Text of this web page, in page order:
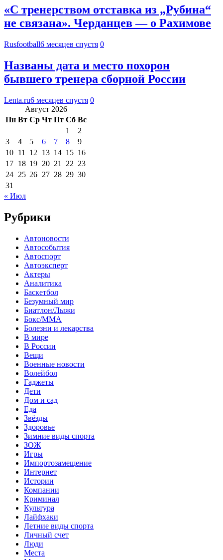
«С тренерством отставка из „Рубина“
не связана». Черданцев — о Рахимове
Rusfootball6 месяцев спустя 0
Названы дата и место похорон
бывшего тренера сборной России
Lenta.ru6 месяцев спустя 0
Август 2026
Пн Вт Ср Чт Пт Сб Вс
1
2
3
4 5 6 7 8
9
10 11 12 13 14 15 16
17 18 19 20 21 22 23
24 25 26 27 28 29 30
31
« Июл
Рубрики
Автоновости
Автособытия
Автоспорт
Автоэксперт
Актеры
Аналитика
Баскетбол
Безумный мир
Биатлон/Лыжи
Бокс/MMA
Болезни и лекарства
В мире
В России
Вещи
Военные новости
Волейбол
Гаджеты
Дети
Дом и сад
Еда
Звёзды
Здоровье
Зимние виды спорта
ЗОЖ
Игры
Импортозамещение
Интернет
Истории
Компании
Криминал
Культура
Лайфхаки
Летние виды спорта
Личный счет
Люди
Места